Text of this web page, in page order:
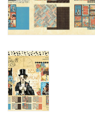
Embellishment/bedeltjes
Mixed Media
Diversen
Embossingpoeders